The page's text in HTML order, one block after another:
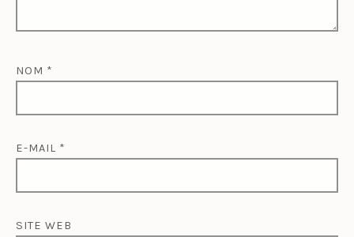
NOM *
E-MAIL *
SITE WEB